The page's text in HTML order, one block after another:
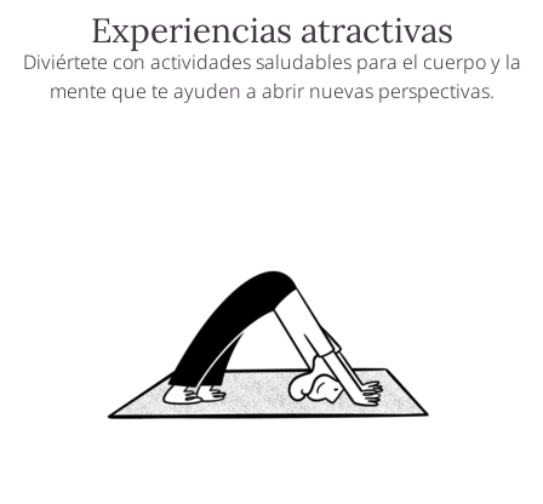
Experiencias atractivas
Diviértete con actividades saludables para el cuerpo y la
mente que te ayuden a abrir nuevas perspectivas.